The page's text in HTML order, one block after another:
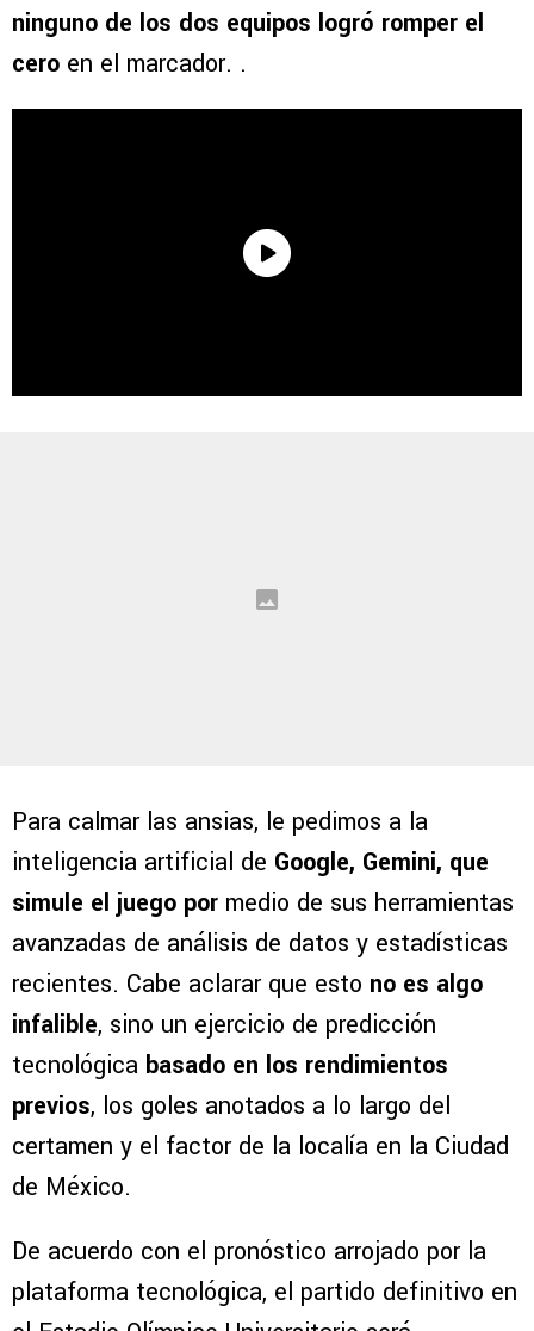
ninguno de los dos equipos logró romper el
cero en el marcador. .
Para calmar las ansias, le pedimos a la
inteligencia artificial de Google, Gemini, que
simule el juego por medio de sus herramientas
avanzadas de análisis de datos y estadísticas
recientes. Cabe aclarar que esto no es algo
infalible, sino un ejercicio de predicción
tecnológica basado en los rendimientos
previos, los goles anotados a lo largo del
certamen y el factor de la localía en la Ciudad
de México.
De acuerdo con el pronóstico arrojado por la
plataforma tecnológica, el partido definitivo en